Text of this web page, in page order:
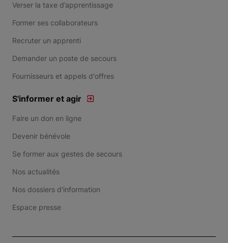
Verser la taxe d’apprentissage
Former ses collaborateurs
Recruter un apprenti
Demander un poste de secours
Fournisseurs et appels d'offres
S'informer et agir
Faire un don en ligne
Devenir bénévole
Se former aux gestes de secours
Nos actualités
Nos dossiers d'information
Espace presse